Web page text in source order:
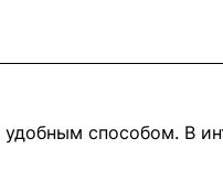
способом. В